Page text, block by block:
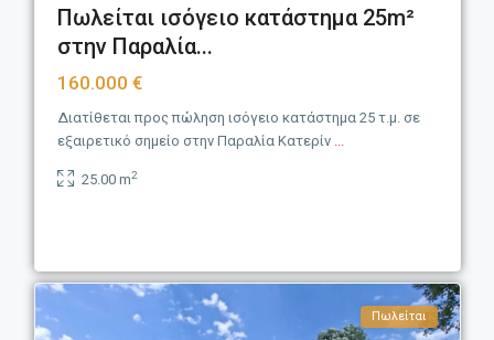
Πωλείται ισόγειο κατάστημα 25m²
στην Παραλία...
160.000 €
Διατίθεται προς πώληση ισόγειο κατάστημα 25 τ.μ. σε
εξαιρετικό σημείο στην Παραλία Κατερίν ...
25.00 m2
Πωλείται